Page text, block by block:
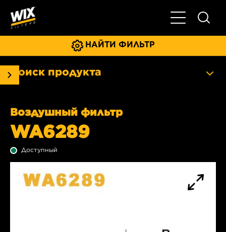
Главное
НАЙТИ ФИЛЬТР
Поиск продукта
Воздушный фильтр
WA6289
Доступный